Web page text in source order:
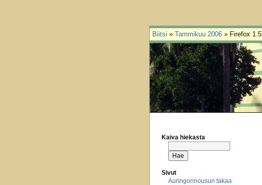
Biitsi » Tammikuu 2006 » Firefox 1.5
Kaiva hiekasta
Sivut
Auringonnousun takaa